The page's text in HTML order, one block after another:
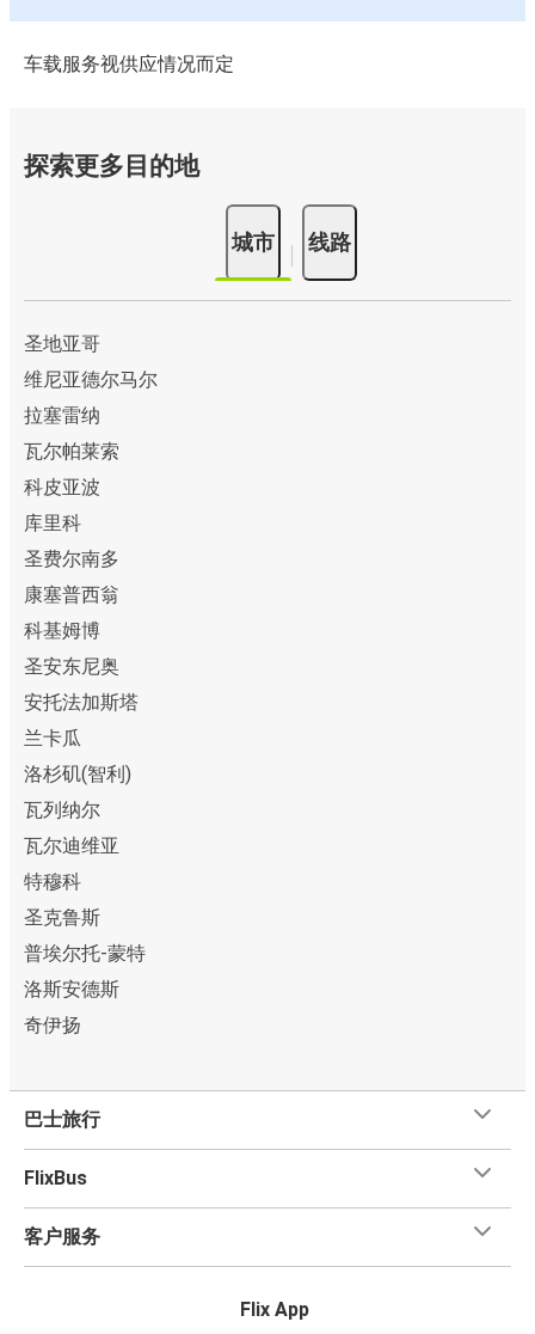
车载服务视供应情况而定
探索更多目的地
城市 线路
圣地亚哥
维尼亚德尔马尔
拉塞雷纳
瓦尔帕莱索
科皮亚波
库里科
圣费尔南多
康塞普西翁
科基姆博
圣安东尼奥
安托法加斯塔
兰卡瓜
洛杉矶(智利)
瓦列纳尔
瓦尔迪维亚
特穆科
圣克鲁斯
普埃尔托-蒙特
洛斯安德斯
奇伊扬
巴士旅行
FlixBus
客户服务
Flix App